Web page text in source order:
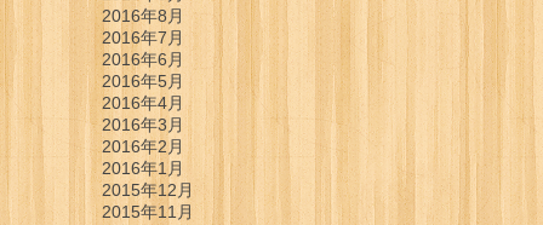
2016年8月
2016年7月
2016年6月
2016年5月
2016年4月
2016年3月
2016年2月
2016年1月
2015年12月
2015年11月